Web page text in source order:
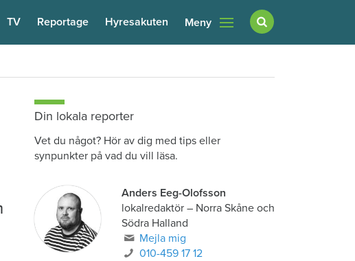
TV Reportage Hyresakuten Meny
Din lokala reporter
Vet du något? Hör av dig med tips eller
synpunkter på vad du vill läsa.
Anders Eeg-Olofsson
lokalredaktör– Norra Skåne och
Södra Halland
Mejla mig
010-459 17 12